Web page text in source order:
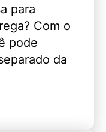
para
Com o
pode
da